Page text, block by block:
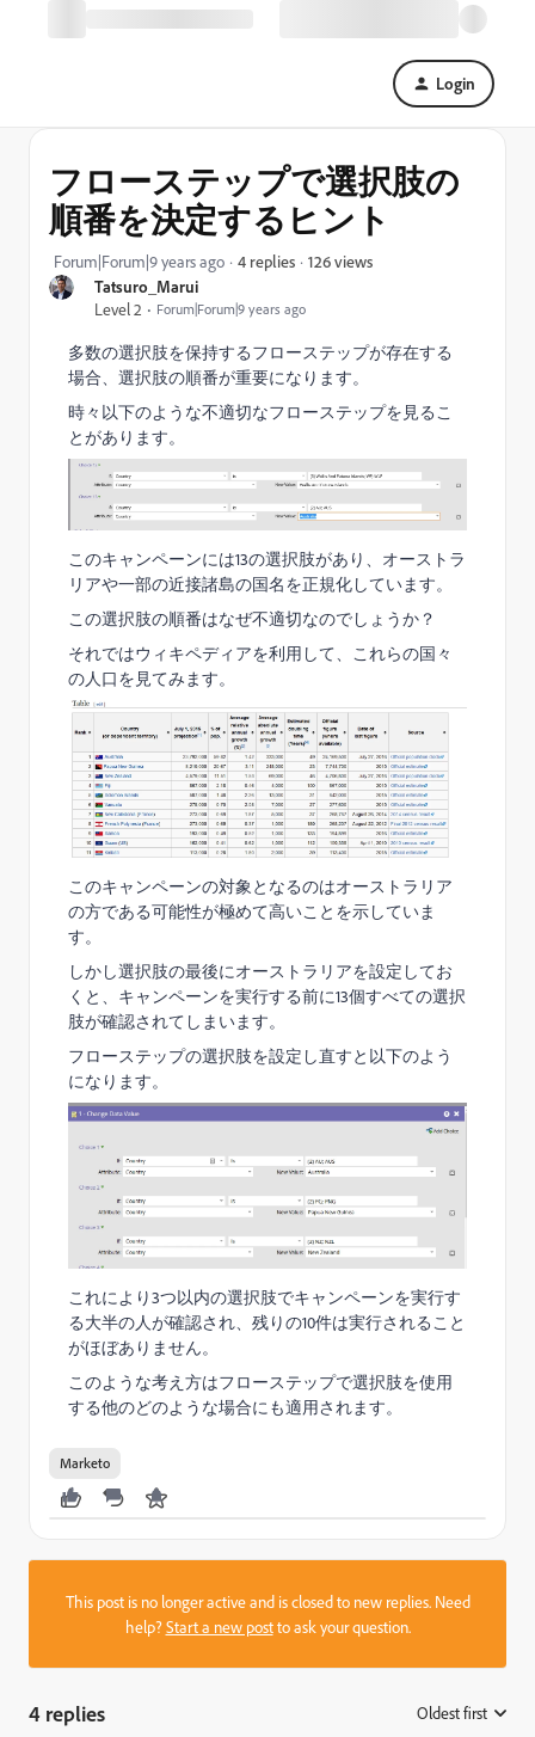
Login
Tatsuro_Marui
Level 2
Forum|Forum|9 years ago
フローステップで選択肢の
順番を決定するヒント
Forum|Forum|9 years ago 4 replies 126 views
多数の選択肢を保持するフローステップが存在する
場合、選択肢の順番が重要になります。
時々以下のような不適切なフローステップを見るこ
とがあります。
このキャンペーンには13の選択肢があり、オーストラ
リアや一部の近接諸島の国名を正規化しています。
この選択肢の順番はなぜ不適切なのでしょうか？
それではウィキペディアを利用して、これらの国々
の人口を見てみます。
このキャンペーンの対象となるのはオーストラリア
の方である可能性が極めて高いことを示していま
す。
しかし選択肢の最後にオーストラリアを設定してお
くと、キャンペーンを実行する前に13個すべての選択
肢が確認されてしまいます。
フローステップの選択肢を設定し直すと以下のよう
になります。
これにより3つ以内の選択肢でキャンペーンを実行す
る大半の人が確認され、残りの10件は実行されること
がほぼありません。
このような考え方はフローステップで選択肢を使用
する他のどのような場合にも適用されます。
Marketo
This post is no longer active and is closed to new replies. Need
help?Start a new postto ask your question.
4 replies Oldest first